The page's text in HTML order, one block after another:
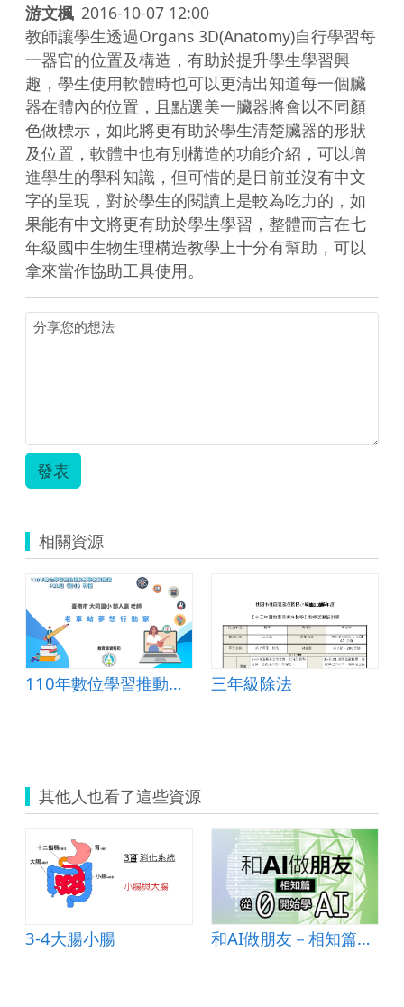
游文楓 2016-10-07 12:00
教師讓學生透過Organs 3D(Anatomy)自行學習每
一器官的位置及構造，有助於提升學生學習興
趣，學生使用軟體時也可以更清出知道每一個臟
器在體內的位置，且點選美一臟器將會以不同顏
色做標示，如此將更有助於學生清楚臟器的形狀
及位置，軟體中也有別構造的功能介紹，可以增
進學生的學科知識，但可惜的是目前並沒有中文
字的呈現，對於學生的閱讀上是較為吃力的，如
果能有中文將更有助於學生學習，整體而言在七
年級國中生物生理構造教學上十分有幫助，可以
拿來當作協助工具使用。
發表
相關資源
110年數位學習推動優良教案-PBL組(國小)-特優-臺南市大同國小-郭人豪老師 三年級除法
其他人也看了這些資源
3-4大腸小腸 和AI做朋友－相知篇：從0開始學AI (高中教材)